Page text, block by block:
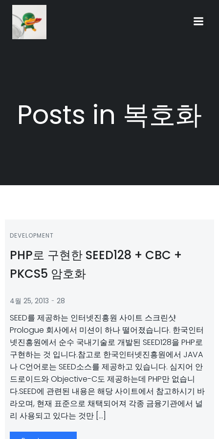
Posts in 복호화
DEVELOPMENT
PHP로 구현한 SEED128 + CBC +
PKCS5 암호화
4월 25, 2013 - 28
SEED를 제공하는 인터넷진흥원 사이트 스크린샷
Prologue 회사에서 미션이 하나 떨어졌습니다. 한국인터
넷진흥원에서 순수 국내기술로 개발된 SEED128을 PHP로
구현하는 것 입니다.참고로 한국인터넷진흥원에서 JAVA
나 C언어로는 SEED소스를 제공하고 있습니다. 심지어 안
드로이드와 Objective-C도 제공하는데 PHP만 없습니
다.SEED에 관련된 내용은 해당 사이트에서 참고하시기 바
라오며, 현재 표준으로 채택되어져 각종 금융기관에서 널
리 사용되고 있다는 것만 […]